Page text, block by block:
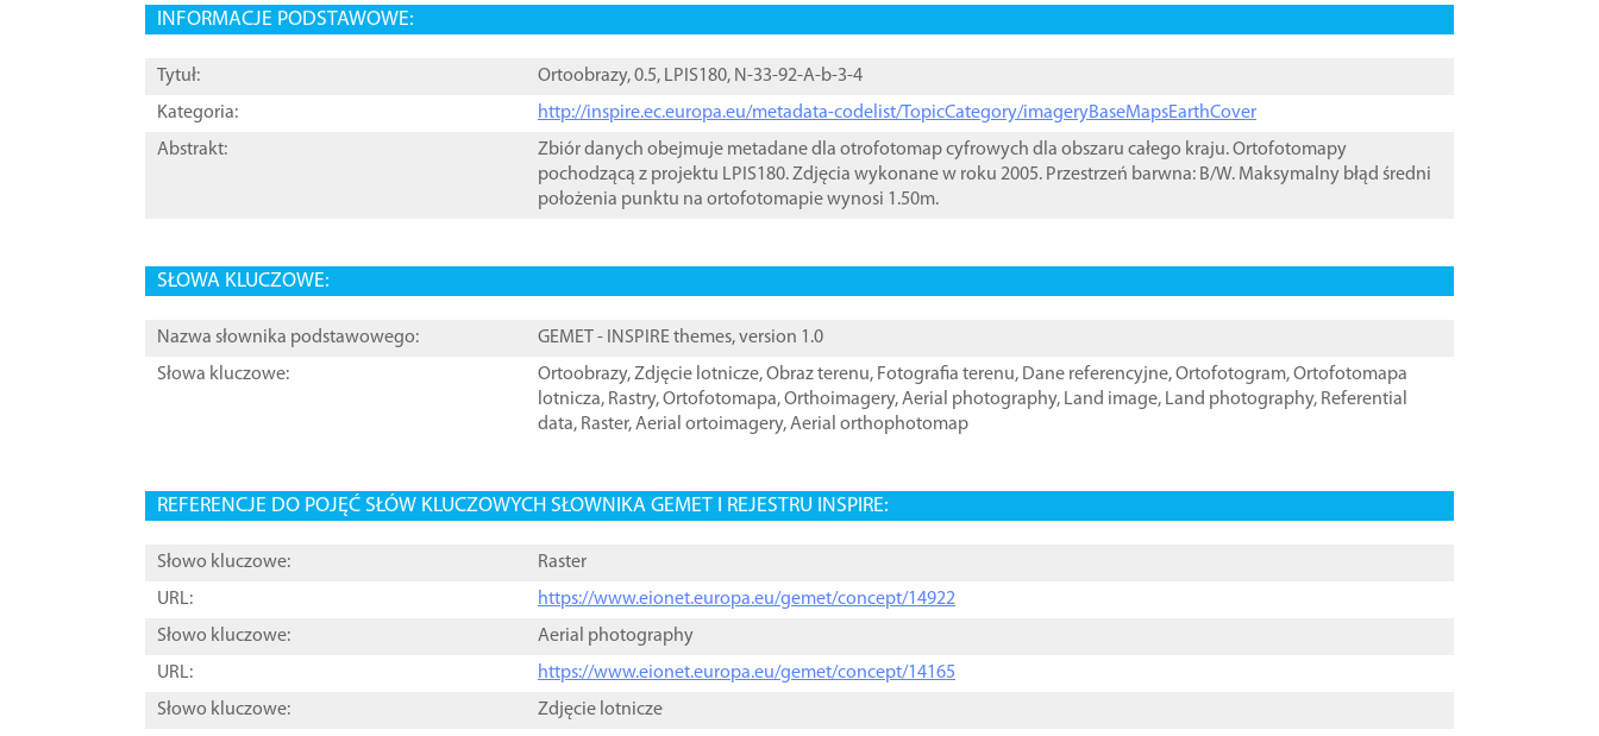
INFORMACJE PODSTAWOWE:
Tytuł:
Ortoobrazy, 0.5, LPIS180, N-33-92-A-b-3-4
Kategoria:
http://inspire.ec.europa.eu/metadata-codelist/TopicCategory/imageryBaseMapsEarthCover
Abstrakt:
Zbiór danych obejmuje metadane dla otrofotomap cyfrowych dla obszaru całego kraju. Ortofotomapy
pochodzącą z projektu LPIS180. Zdjęcia wykonane w roku 2005. Przestrzeń barwna: B/W. Maksymalny błąd średni
położenia punktu na ortofotomapie wynosi 1.50m.
SŁOWA KLUCZOWE:
Nazwa słownika podstawowego:
GEMET - INSPIRE themes, version 1.0
Słowa kluczowe:
Ortoobrazy,Zdjęcie lotnicze,Obraz terenu, Fotografia terenu, Dane referencyjne,Ortofotogram,Ortofotomapa
lotnicza, Rastry,Ortofotomapa,Orthoimagery,Aerial photography, Land image, Land photography, Referential
data, Raster,Aerial ortoimagery,Aerial orthophotomap
REFERENCJE DO POJĘĆ SŁÓW KLUCZOWYCH SŁOWNIKA GEMET I REJESTRU INSPIRE:
Słowo kluczowe:
Raster
URL:
https://www.eionet.europa.eu/gemet/concept/14922
Słowo kluczowe:
Aerial photography
URL:
https://www.eionet.europa.eu/gemet/concept/14165
Słowo kluczowe:
Zdjęcie lotnicze